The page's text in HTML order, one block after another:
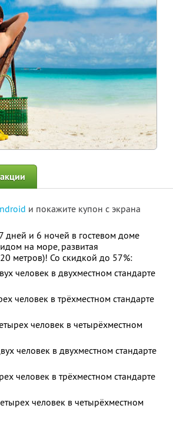
и покажите купон с экрана
дней и 6 ночей в гостевом доме
на море, развитая
метров)! Со скидкой до 57%:
человек в двухместном стандарте
человек в трёхместном стандарте
человек в четырёхместном
человек в двухместном стандарте
человек в трёхместном стандарте
человек в четырёхместном